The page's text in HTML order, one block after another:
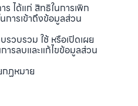
ร ได้แก่ สิทธิในการเพิก
ารเข้าถึงข้อมูลส่วน
วบรวม ใช้ หรือเปิดเผย
รลบและแก้ไขข้อมูลส่วน
กฏหมาย